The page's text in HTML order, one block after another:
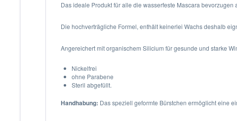
Das ideale Produkt für alle die wasserfeste Mascara
Die hochverträgliche Formel, enthält keinerlei Wachs deshalb
Angereichert mit organischem Silicium für gesunde und starke
Nickelfrei
ohne Parabene
Steril abgefüllt.
Handhabung: Das speziell geformte Bürstchen ermöglicht eine